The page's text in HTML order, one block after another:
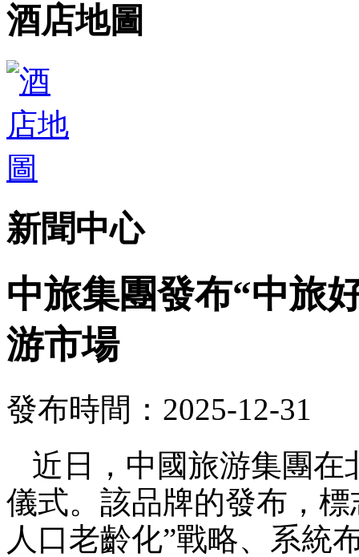
酒店地圖
新聞中心
中旅集團發布“中旅
游市場
發布時間：2025-12-31
近日，中國旅游集團在
儀式。該品牌的發布，
人口老齡化”戰略、系統